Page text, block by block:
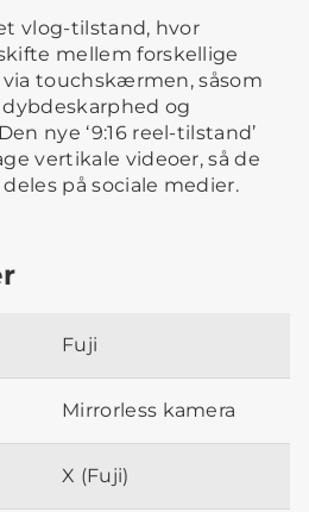
vlog-tilstand, hvor
mellem forskellige
touchskærmen, såsom
og
nye ‘9:16 reel-tilstand’
vertikale videoer, så de
på sociale medier.
Fuji
Mirrorless kamera
X (Fuji)